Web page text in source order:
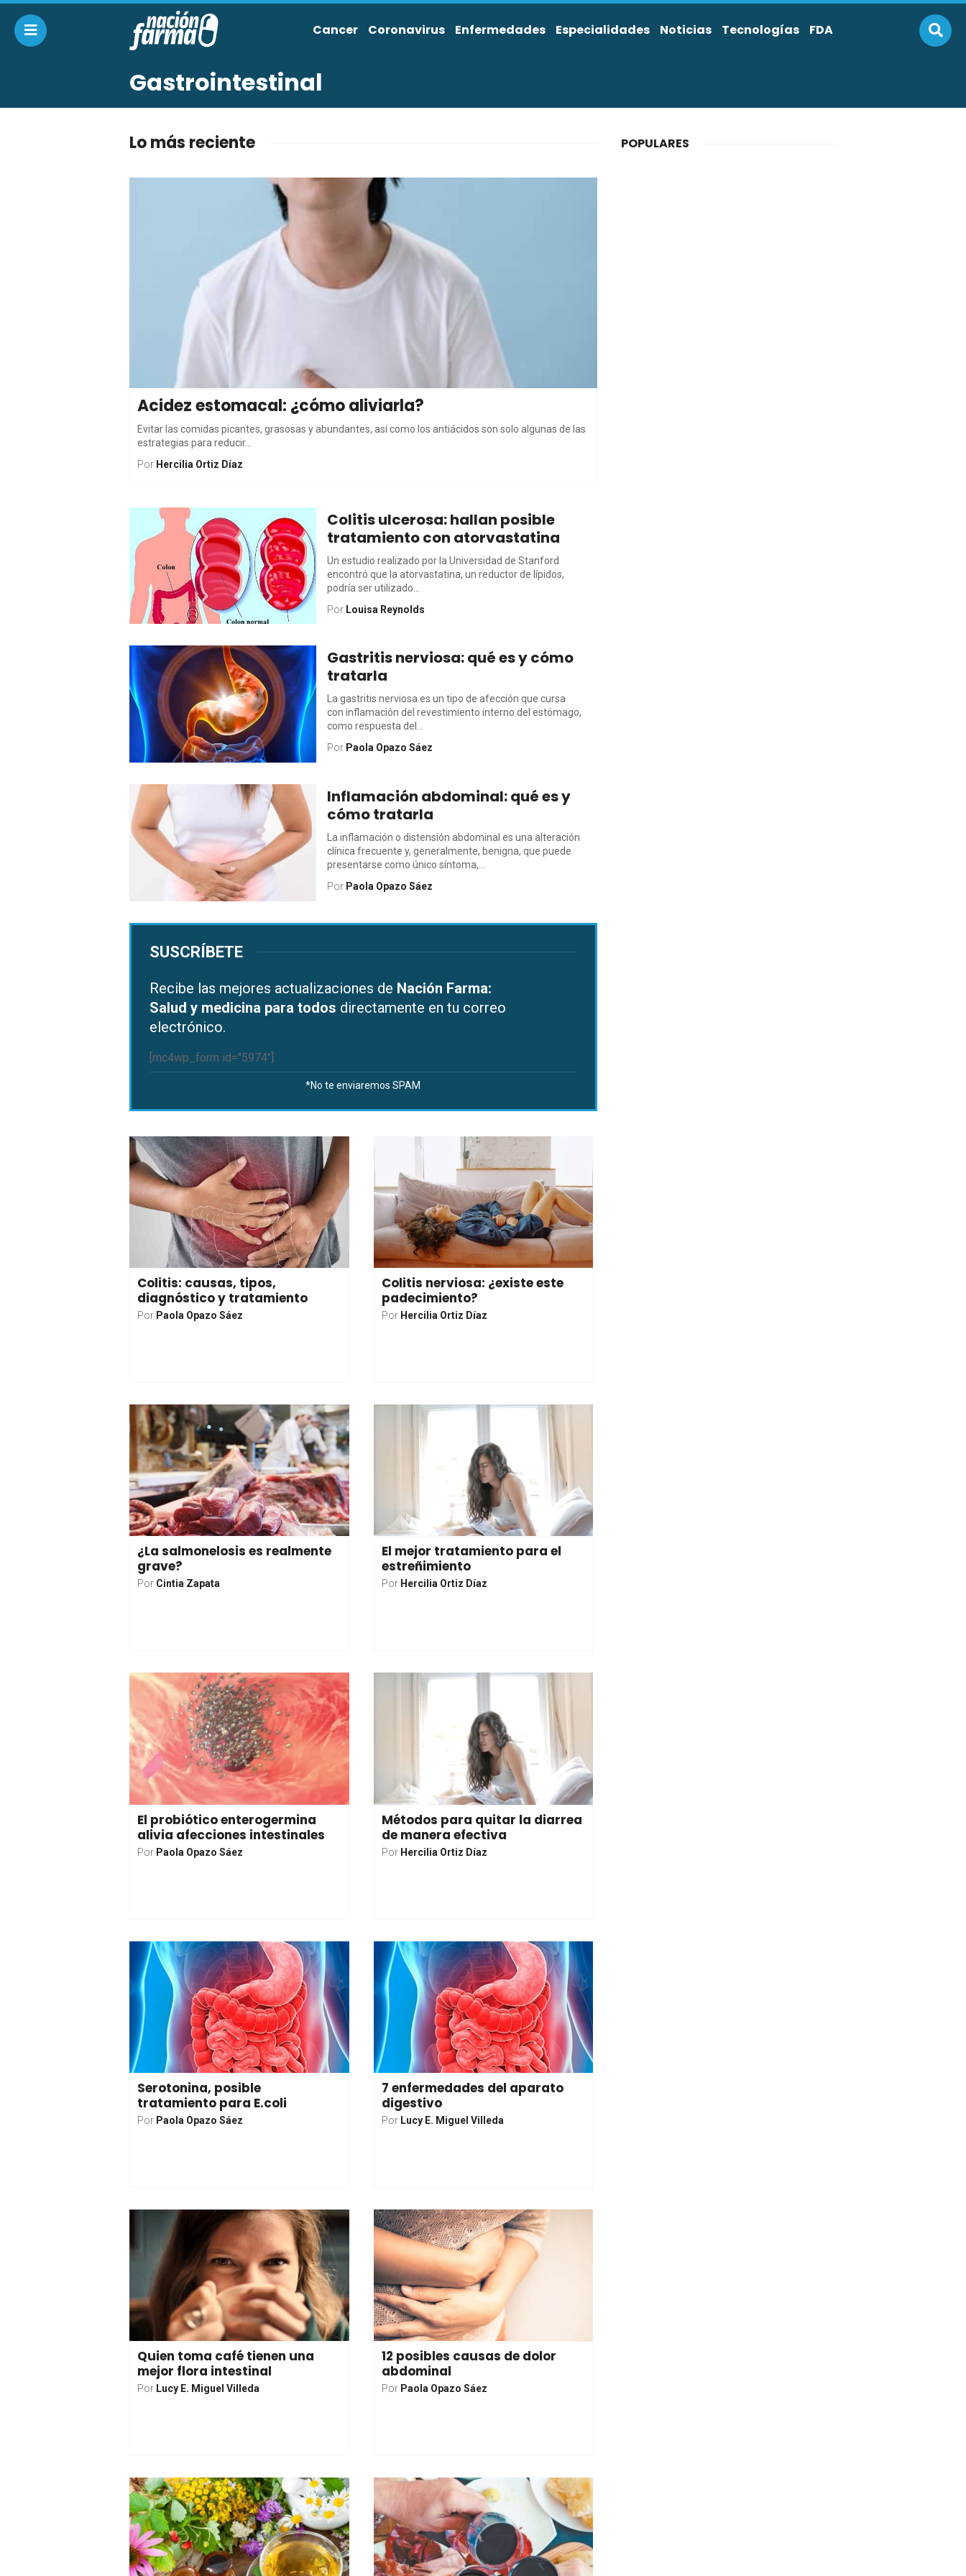
Cancer Coronavirus Enfermedades Especialidades Noticias Tecnologías FDA
Gastrointestinal
Lo más reciente
Acidez estomacal: ¿cómo aliviarla?
Evitar las comidas picantes, grasosas y abundantes, así como los antiácidos son solo algunas de las
estrategias para reducir...
Por Hercilia Ortiz Díaz
Colitis ulcerosa: hallan posible
tratamiento con atorvastatina
Un estudio realizado por la Universidad de Stanford
encontró que la atorvastatina, un reductor de lípidos,
podría ser utilizado...
Por Louisa Reynolds
Gastritis nerviosa: qué es y cómo
tratarla
La gastritis nerviosa es un tipo de afección que cursa
con inflamación del revestimiento interno del estómago,
como respuesta del...
Por Paola Opazo Sáez
Inflamación abdominal: qué es y
cómo tratarla
La inflamación o distensión abdominal es una alteración
clínica frecuente y, generalmente, benigna, que puede
presentarse como único síntoma,...
Por Paola Opazo Sáez
SUSCRÍBETE
Recibe las mejores actualizaciones de Nación Farma:
Salud y medicina para todos directamente en tu correo
electrónico.
[mc4wp_form id="5974"]
*No te enviaremos SPAM
Colitis: causas, tipos,
diagnóstico y tratamiento
Por Paola Opazo Sáez
Colitis nerviosa: ¿existe este
padecimiento?
Por Hercilia Ortiz Díaz
¿La salmonelosis es realmente
grave?
Por Cintia Zapata
El mejor tratamiento para el
estreñimiento
Por Hercilia Ortiz Díaz
El probiótico enterogermina
alivia afecciones intestinales
Por Paola Opazo Sáez
Métodos para quitar la diarrea
de manera efectiva
Por Hercilia Ortiz Díaz
Serotonina, posible
tratamiento para E.coli
Por Paola Opazo Sáez
7 enfermedades del aparato
digestivo
Por Lucy E. Miguel Villeda
Quien toma café tienen una
mejor flora intestinal
Por Lucy E. Miguel Villeda
12 posibles causas de dolor
abdominal
Por Paola Opazo Sáez
POPULARES